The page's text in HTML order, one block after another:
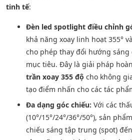
tinh tế:
Đèn led spotlight điều chỉnh
khả năng xoay linh hoạt 355°
cho phép thay đổi hướng
mục tiêu. Đây là giải pháp
trần xoay 355 độ cho không
tạo điểm nhấn cho các tác
Đa dạng góc chiếu: Với các
(10°/15°/24°/36°/50°), sản
chiếu sáng tập trung (spot)